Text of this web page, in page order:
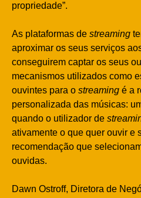
propriedade”.
As plataformas de streaming
aproximar os seus serviços
conseguirem captar os seus
mecanismos utilizados como
ouvintes para o streaming é a
personalizada das músicas:
quando o utilizador de
ativamente o que quer ouvir e
recomendação que
ouvidas.
Dawn Ostroff, Diretora de